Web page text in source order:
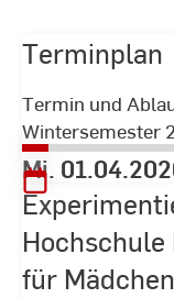
Terminplan
Termin und
Wintersemester
Mi.
für Mädchen